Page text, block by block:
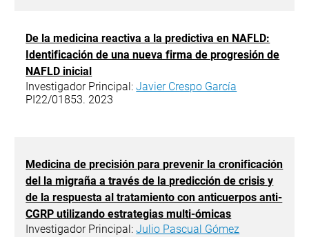
De la medicina reactiva a la predictiva en NAFLD:
Identificación de una nueva firma de progresión de
NAFLD inicial
Investigador Principal:Javier Crespo García
PI22/01853. 2023
Medicina de precisión para prevenir la cronificación
del la migraña a través de la predicción de crisis y
de la respuesta al tratamiento con anticuerpos anti-
CGRP utilizando estrategias multi-ómicas
Investigador Principal:Julio Pascual Gómez